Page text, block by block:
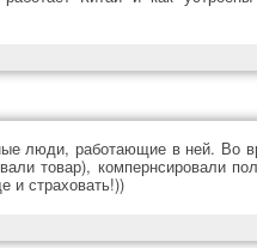
люди, работающие в ней. Во
товар), компернсировали
и страховать!))